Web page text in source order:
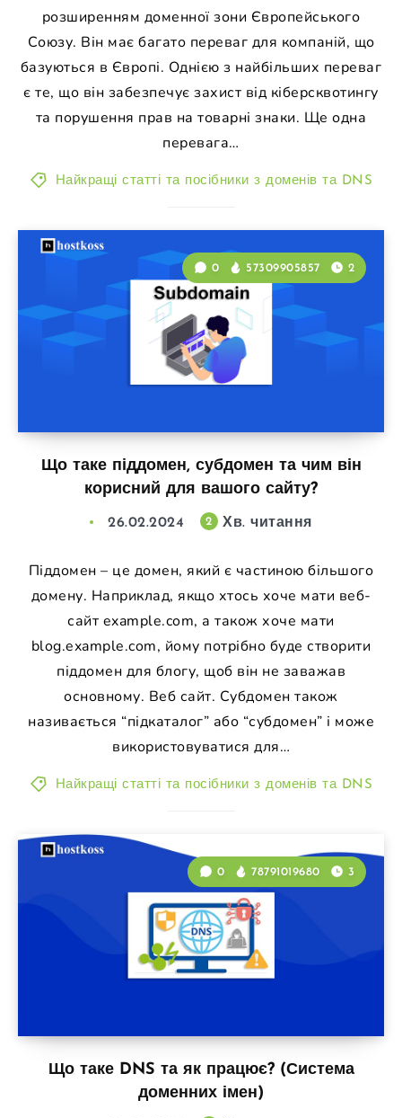
розширенням доменної зони Європейського
Союзу. Він має багато переваг для компаній, що
базуються в Європі. Однією з найбільших переваг
є те, що він забезпечує захист від кіберсквотингу
та порушення прав на товарні знаки. Ще одна
перевага…
Найкращі статті та посібники з доменів та DNS
Що таке піддомен, субдомен та чим він
корисний для вашого сайту?
0 57309905857 2
26.02.2024 2 Хв. читання
Піддомен – це домен, який є частиною більшого
домену. Наприклад, якщо хтось хоче мати веб-
сайт example.com, а також хоче мати
blog.example.com, йому потрібно буде створити
піддомен для блогу, щоб він не заважав
основному. Веб сайт. Субдомен також
називається “підкаталог” або “субдомен” і може
використовуватися для…
Найкращі статті та посібники з доменів та DNS
Що таке DNS та як працює? (Система
доменних імен)
0 78791019680 3